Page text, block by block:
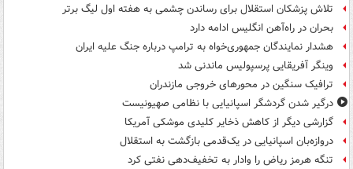
تلاش پزشکان استقلال برای رساندن چشمی به هفته اول لیگ برتر
بحران در راه‌آهن انگلیس ادامه دارد
هشدار نمایندگان جمهوری‌خواه به ترامپ درباره جنگ علیه ایران
وینگر آفریقایی پرسپولیس ماندنی شد
ترافیک سنگین در محورهای خروجی مازندران
درگیر شدن گردشگر اسپانیایی با نظامی صهیونیست
گزارشی دیگر از کاهش ذخایر کلیدی موشکی آمریکا
دروازه‌بان اسپانیایی در یک‌قدمی بازگشت به استقلال
تنگه هرمز ریاض را وادار به تخفیف‌دهی نفتی کرد